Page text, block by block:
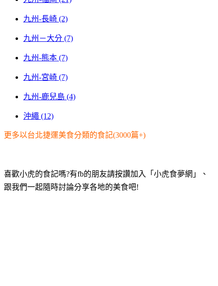
九州-長崎 (2)
九州－大分 (7)
九州-熊本 (7)
九州-宮崎 (7)
九州-鹿兒島 (4)
沖繩 (12)
更多以台北捷運美食分類的食記(3000篇+)
喜歡小虎的食記嗎?有fb的朋友請按讚加入「小虎食夢網」、
跟我們一起隨時討論分享各地的美食吧!